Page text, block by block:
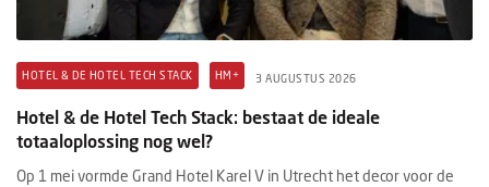
HOTEL & DE HOTEL TECH STACK HM+ 3 AUGUSTUS 2026
Hotel & de Hotel Tech Stack: bestaat de ideale
totaaloplossing nog wel?
Op 1 mei vormde Grand Hotel Karel V in Utrecht het decor voor de